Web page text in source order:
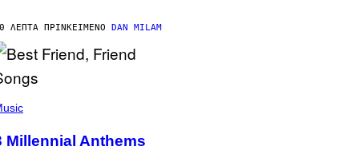
ΛΕΠΤΆ ΠΡΙΝΚΕΊΜΕΝΟ DAN MILAM
Millennial Anthems